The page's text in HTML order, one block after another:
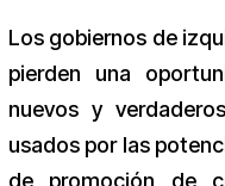
Los gobiernos de
pierden una
nuevos y
usados por las